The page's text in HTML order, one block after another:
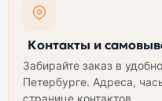
Контакты и
Забирайте заказ в
Петербурге. Адреса,
странице контактов.